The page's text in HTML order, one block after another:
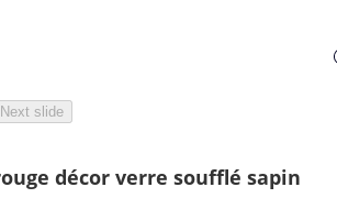
Next slide
décor verre soufflé sapin